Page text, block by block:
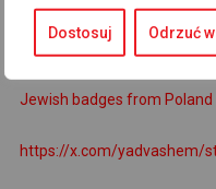
Dostosuj Odrzuć
poniedziałek po południu
Jewish badges from Poland
https://x.com/yadvashem/